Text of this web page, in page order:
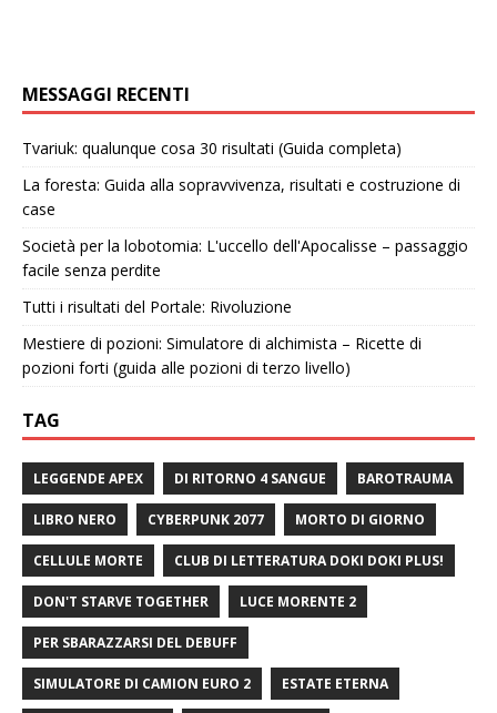
MESSAGGI RECENTI
Tvariuk: qualunque cosa 30 risultati (Guida completa)
La foresta: Guida alla sopravvivenza, risultati e costruzione di
case
Società per la lobotomia: L'uccello dell'Apocalisse – passaggio
facile senza perdite
Tutti i risultati del Portale: Rivoluzione
Mestiere di pozioni: Simulatore di alchimista – Ricette di
pozioni forti (guida alle pozioni di terzo livello)
TAG
LEGGENDE APEX DI RITORNO 4 SANGUE BAROTRAUMA
LIBRO NERO CYBERPUNK 2077 MORTO DI GIORNO
CELLULE MORTE CLUB DI LETTERATURA DOKI DOKI PLUS!
DON'T STARVE TOGETHER LUCE MORENTE 2
PER SBARAZZARSI DEL DEBUFF
SIMULATORE DI CAMION EURO 2 ESTATE ETERNA